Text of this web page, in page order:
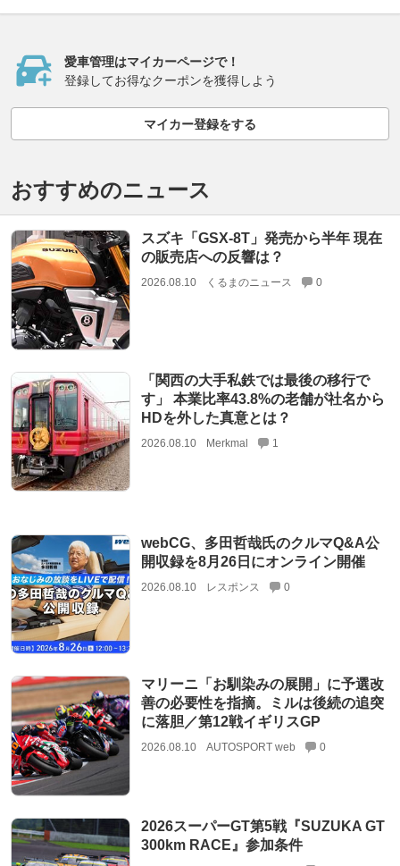
愛車管理はマイカーページで！
登録してお得なクーポンを獲得しよう
マイカー登録をする
おすすめのニュース
スズキ「GSX-8T」発売から半年 現在
の販売店への反響は？
2026.08.10 くるまのニュース 0
「関西の大手私鉄では最後の移行で
す」 本業比率43.8%の老舗が社名から
HDを外した真意とは？
2026.08.10 Merkmal 1
webCG、多田哲哉氏のクルマQ&A公
開収録を8月26日にオンライン開催
2026.08.10 レスポンス 0
マリーニ「お馴染みの展開」に予選改
善の必要性を指摘。ミルは後続の追突
に落胆／第12戦イギリスGP
2026.08.10 AUTOSPORT web 0
2026スーパーGT第5戦『SUZUKA GT
300km RACE』参加条件